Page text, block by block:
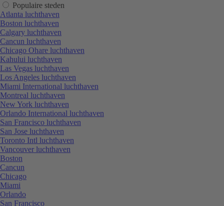
Populaire steden
Atlanta luchthaven
Boston luchthaven
Calgary luchthaven
Cancun luchthaven
Chicago Ohare luchthaven
Kahului luchthaven
Las Vegas luchthaven
Los Angeles luchthaven
Miami International luchthaven
Montreal luchthaven
New York luchthaven
Orlando International luchthaven
San Francisco luchthaven
San Jose luchthaven
Toronto Intl luchthaven
Vancouver luchthaven
Boston
Cancun
Chicago
Miami
Orlando
San Francisco